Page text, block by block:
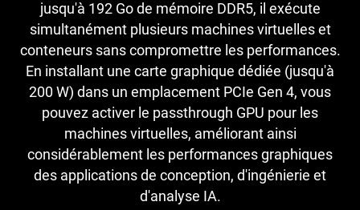
jusqu'à 192 Go de mémoire DDR5, il exécute
simultanément plusieurs machines virtuelles et
conteneurs sans compromettre les performances.
En installant une carte graphique dédiée (jusqu'à
200 W) dans un emplacement PCIe Gen 4, vous
pouvez activer le passthrough GPU pour les
machines virtuelles, améliorant ainsi
considérablement les performances graphiques
des applications de conception, d'ingénierie et
d'analyse IA.